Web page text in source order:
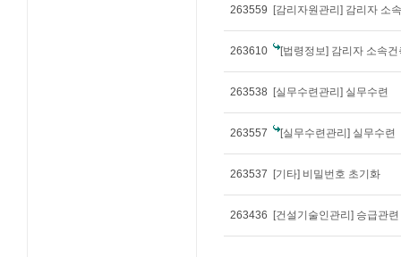
263559 [감리자원관리] 감리자 소
263610 [법령정보] 감리자 소속
263538 [실무수련관리] 실무수련
263557 [실무수련관리] 실무수련
263537 [기타] 비밀번호 초기화
263436 [건설기술인관리] 승급관련